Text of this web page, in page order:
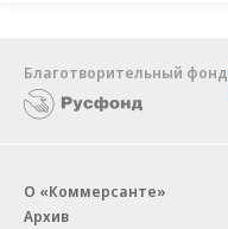
Благотворительный фонд
О «Коммерсанте»
Архив